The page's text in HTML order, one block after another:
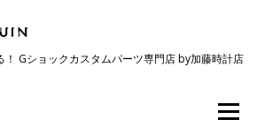
！ Gショックカスタムパーツ専門店 by加藤時計店
メニュー